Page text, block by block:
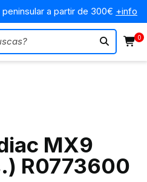
peninsular a partir de 300€ +info
0
MX9
R0773600